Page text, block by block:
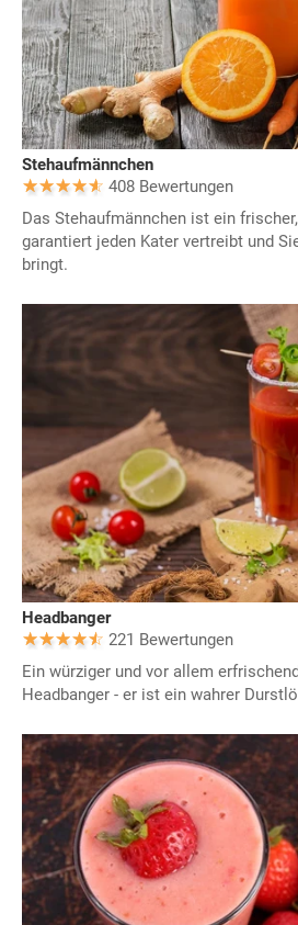
Stehaufmännchen
408 Bewertungen
Das Stehaufmännchen ist ein
garantiert jeden Kater vertreibt und
bringt.
Headbanger
221 Bewertungen
Ein würziger und vor allem
Headbanger - er ist ein wahrer